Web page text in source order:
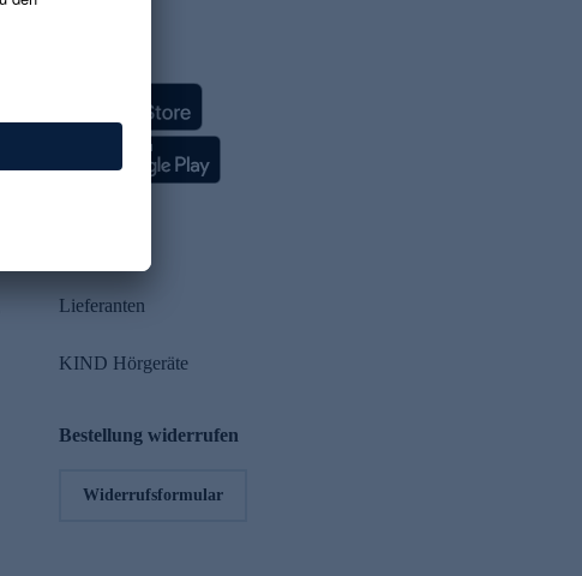
Lieferanten
KIND Hörgeräte
Bestellung widerrufen
Widerrufsformular